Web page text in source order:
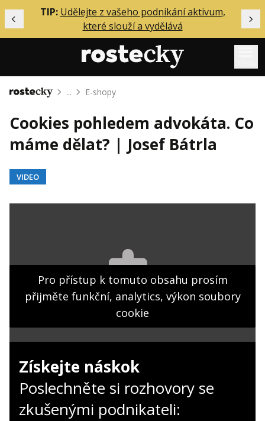
Předchozí
TIP: Udělejte z vašeho podnikání aktivum,
které slouží a vydělává
Mentoring
Podcasty
Solo
Inzerce
O mně
Kontakt
Obchodní podmínky
Hledat
Domů ... E-shopy
Cookies pohledem advokáta. Co
máme dělat? | Josef Bátrla
VIDEO
Pro přístup k tomuto obsahu prosím
přijměte funkční, analytics, výkon soubory
cookie
Získejte náskok
Poslechněte si rozhovory se
zkušenými podnikateli: